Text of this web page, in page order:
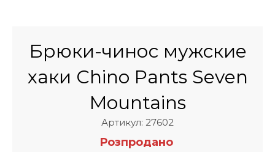
Брюки-чинос мужские
хаки Chino Pants Seven
Mountains
Артикул: 27602
Розпродано